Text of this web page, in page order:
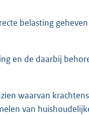
belasting
en de daarbij
waarvan
van